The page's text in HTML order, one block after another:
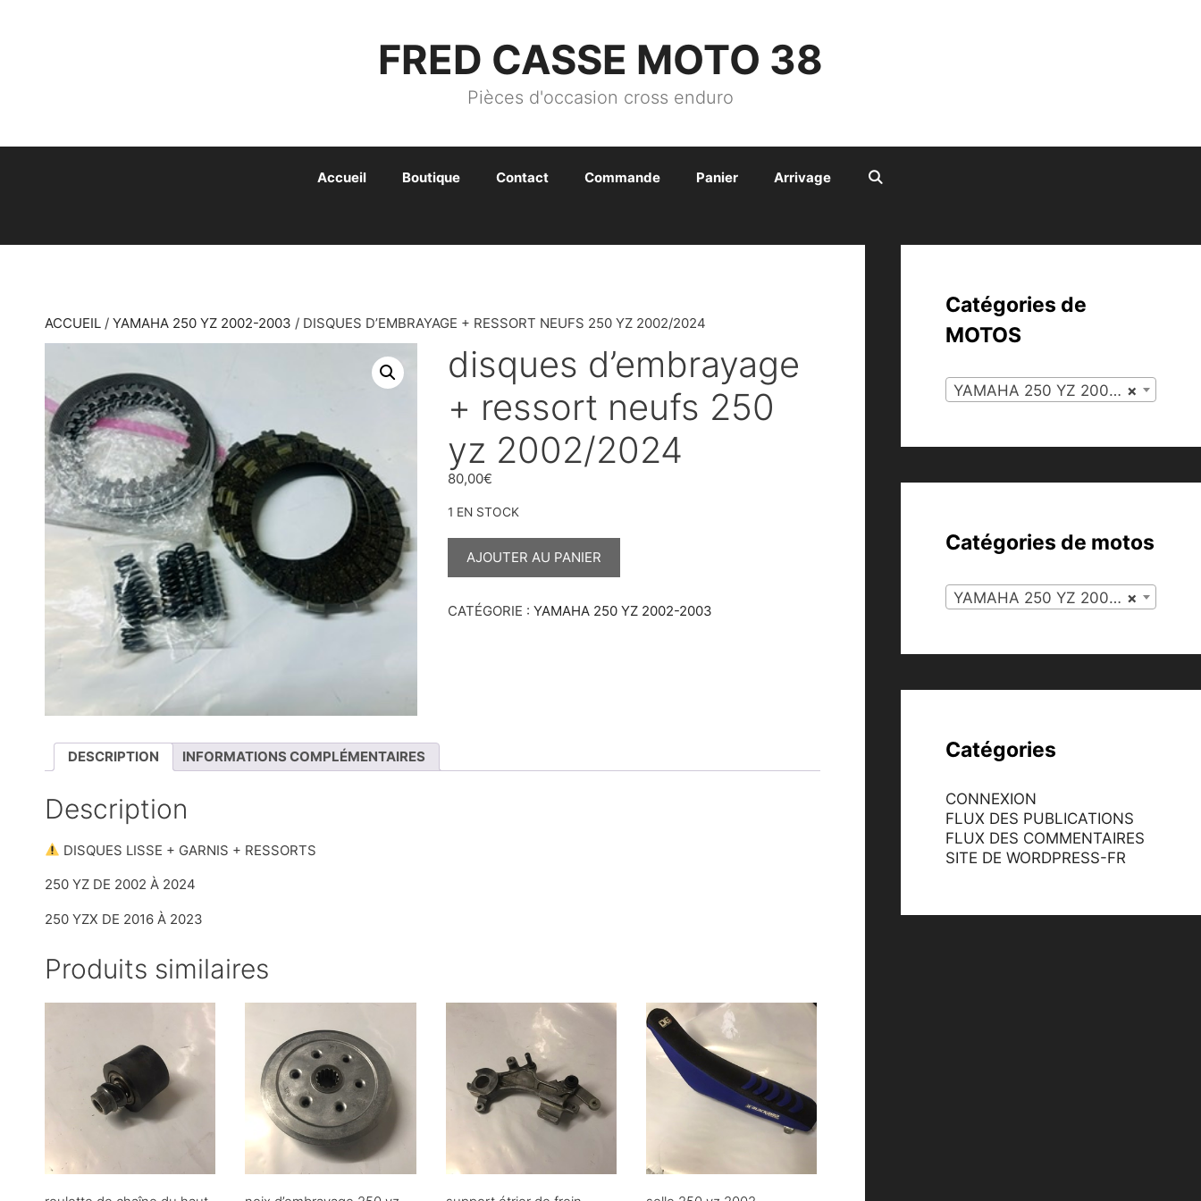
FRED CASSE MOTO 38
Pièces d'occasion cross enduro
Accueil Boutique Contact Commande Panier Arrivage
ACCUEIL / YAMAHA 250 YZ 2002-2003 / DISQUES D’EMBRAYAGE + RESSORT NEUFS 250 YZ 2002/2024
disques d’embrayage
+ ressort neufs 250
yz 2002/2024
80,00€
1 EN STOCK
QUANTITÉ
RESSORT
AJOUTER AU PANIER
CATÉGORIE :YAMAHA 250 YZ 2002-2003
DESCRIPTION INFORMATIONS COMPLÉMENTAIRES
Description
DISQUES LISSE + GARNIS + RESSORTS
250 YZ DE 2002 À 2024
250 YZX DE 2016 À 2023
Produits similaires
Catégories de
MOTOS
×
YAMAHA 250 YZ 2002-2003 (83)
Catégories de motos
×
YAMAHA 250 YZ 2002-2003 (83)
Catégories
CONNEXION
FLUX DES PUBLICATIONS
FLUX DES COMMENTAIRES
SITE DE WORDPRESS-FR